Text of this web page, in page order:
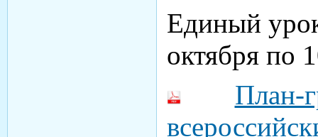
Единый
октября по
План-